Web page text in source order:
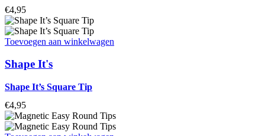
€4,95
Toevoegen aan winkelwagen
Shape It's
Shape It’s Square Tip
€4,95